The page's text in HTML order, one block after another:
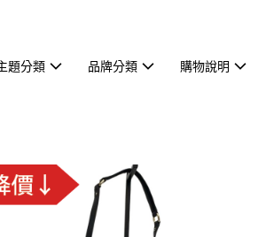
題分類 品牌分類 購物說明